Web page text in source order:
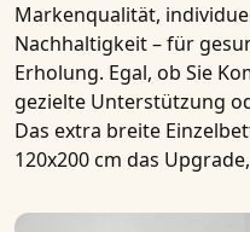
Markenqualität,
Nachhaltigkeit – für
Erholung. Egal, ob Sie
gezielte Unterstützung
Das extra breite
120x200 cm das